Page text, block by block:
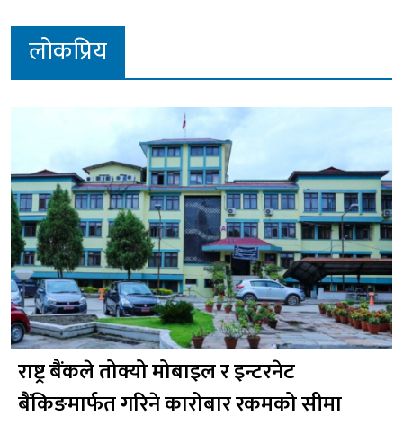
लोकप्रिय
राष्ट्र बैंकले तोक्यो मोबाइल र इन्टरनेट
बैंकिङमार्फत गरिने कारोबार रकमको सीमा